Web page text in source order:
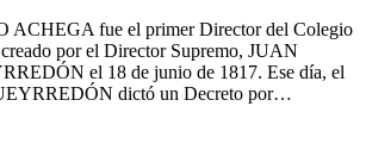
ACHEGA fue el primer Director del Colegio
por el Director Supremo, JUAN
el 18 de junio de 1817. Ese día, el
dictó un Decreto por…